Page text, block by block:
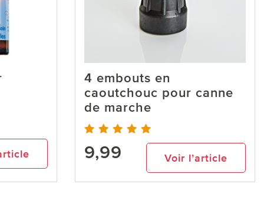
4 embouts en
caoutchouc pour canne
de marche
9,99 Voir l’article